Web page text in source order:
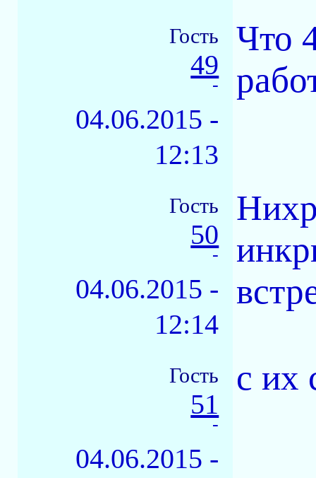
Гость
49
-
04.06.2015 -
12:13
Что
Гость
50
-
04.06.2015 -
12:14
Гость
51
-
04.06.2015 -
с их